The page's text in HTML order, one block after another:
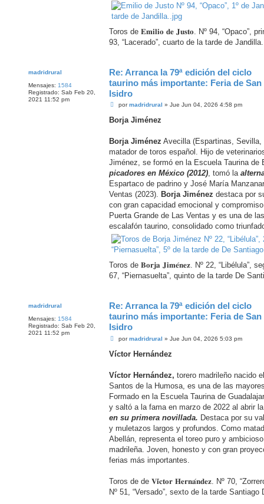
Toros de 𝐄𝐦𝐢𝐥𝐢𝐨 𝐝𝐞 𝐉𝐮𝐬𝐭𝐨. Nº 94, “Opaco”,
93, “Lacerado”, cuarto de la tarde de Jandilla.
madridrural
Mensajes: 1584
Registrado: Sab Feb 20,
2021 11:52 pm
Re: Arranca la 79ª edición del ciclo
taurino más importante: Feria de San
Isidro
M
n
j
pormadridrural » Jue Jun 04, 2026 4:58 pm
Borja Jiménez
Borja Jiménez Avecilla (Espartinas, Sevilla,
matador de toros español. Hijo de
Jiménez, se formó en la Escuela Taurina de
picadores en México (2012), tomó la
Espartaco de padrino y José María
Ventas (2023). Borja Jiménez destaca por
con gran capacidad emocional y
Puerta Grande de Las Ventas y es una de
escalafón taurino, consolidado como
Toros de 𝐁𝐨𝐫𝐣𝐚 𝐉𝐢𝐦𝐞́𝐧𝐞𝐳. Nº 22, “Libélula”,
67, “Piernasuelta”, quinto de la tarde De
madridrural
Mensajes: 1584
Registrado: Sab Feb 20,
2021 11:52 pm
Re: Arranca la 79ª edición del ciclo
taurino más importante: Feria de San
Isidro
M
n
j
pormadridrural » Jue Jun 04, 2026 5:03 pm
Víctor Hernández
Víctor Hernández, torero madrileño nacido
Santos de la Humosa, es una de las
Formado en la Escuela Taurina de
y saltó a la fama en marzo de 2022 al abrir
en su primera novillada. Destaca por su
y muletazos largos y profundos. Como
Abellán, representa el toreo puro y
madrileña. Joven, honesto y con gran
ferias más importantes.
Toros de de 𝐕𝐢́𝐜𝐭𝐨𝐫 𝐇𝐞𝐫𝐧𝐚́𝐧𝐝𝐞𝐳. Nº 70,
Nº 51, “Versado”, sexto de la tarde Santiago